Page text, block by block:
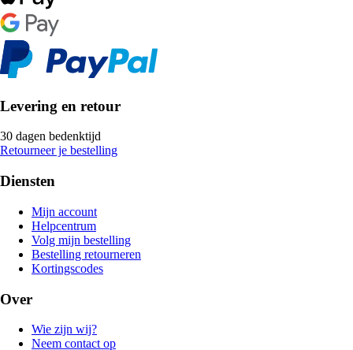
Levering en retour
30 dagen bedenktijd
Retourneer je bestelling
Diensten
Mijn account
Helpcentrum
Volg mijn bestelling
Bestelling retourneren
Kortingscodes
Over
Wie zijn wij?
Neem contact op